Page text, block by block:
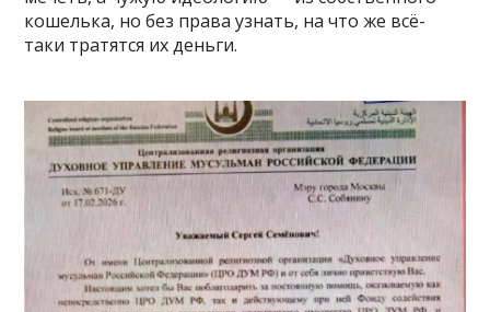
кошелька, но без права узнать, на что же всё-
таки тратятся их деньги.